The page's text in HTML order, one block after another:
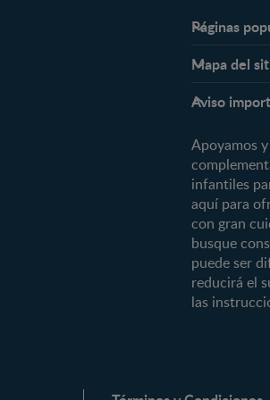
Páginas
Expertos en
Preguntas
¿Quiénes
Mapa del
Embarazo
Posparto
0 a 4 meses
4 a 6 meses
6 a 8 meses
8 a 12 meses
12 a 24
Aviso
Apoyamos
infantiles
aquí para
con gran
busque
puede ser
reducirá el
las